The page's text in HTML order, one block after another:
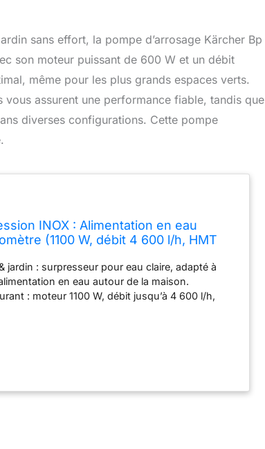
sans effort, la pompe d’arrosage Kärcher Bp
son moteur puissant de 600 W et un débit
même pour les plus grands espaces verts.
assurent une performance fiable, tandis que
diverses configurations. Cette pompe
INOX : Alimentation en eau
(1100 W, débit 4 600 l/h, HMT
jardin : surpresseur pour eau claire, adapté à
en eau autour de la maison.
: moteur 1100 W, débit jusqu’à 4 600 l/h,
et aspiration jusqu’à 7 m (selon l’installation).
24 L : le réservoir sous pression aide à
des démarrages/arrêts. Pressostat
marche/arrêt automatiques via pressostat (mise
et manomètre pour contrôler rapidement la
: préfiltre non inclus ; remplir la pompe avant